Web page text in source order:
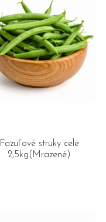
Fazuľové struky celé
2,5kg(Mrazené)